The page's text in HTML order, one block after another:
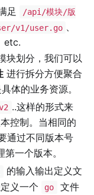
足
/api/模块/版
v1/user.go 、
etc.
块划分，我们可以
进行拆分方便聚合
体的业务资源。
..这样的形式来
控制。当相同的
通过不同版本号
第一个版本。
的输入输出定义文
义一个 go
文件